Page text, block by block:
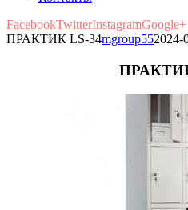
FacebookTwitterInstagramGoogle+
ПРАКТИК LS-34mgroup552024-